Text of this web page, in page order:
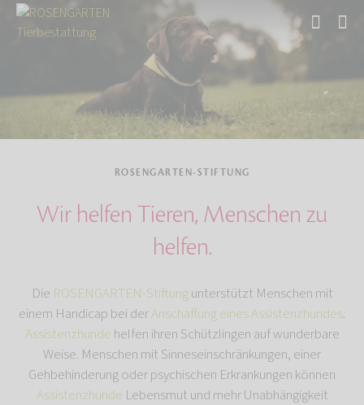
ROSENGARTEN-STIFTUNG
Wir helfen Tieren, Menschen zu
helfen.
Die ROSENGARTEN-Stiftungunterstützt Menschen mit
einem Handicap bei derAnschaffung eines Assistenzhundes.
Assistenzhunde helfen ihren Schützlingen auf wunderbare
Weise. Menschen mit Sinneseinschränkungen, einer
Gehbehinderung oder psychischen Erkrankungen können
Assistenzhunde Lebensmut und mehr Unabhängigkeit